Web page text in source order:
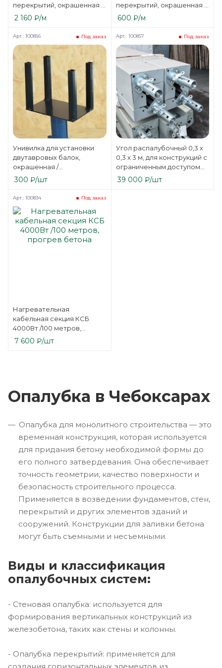
перекрытий, окрашенная /
оцинкованная
2 160 ₽/м
перекрытий, окрашенная /
оцинкованная
600 ₽/м
Унивилка для установки
двутавровых балок,
окрашенная /
оцинкованная
Под заказ
Арт.: 100856
300 ₽/шт
Угол распалубочный 0,3 х
0,3 х 3 м, для конструкций с
ограниченным доступом
(лифтовые шахты)
Под заказ
Арт.: 100857
39 000 ₽/шт
Нагревательная
кабельная секция КСБ
4000Вт /100 метров,
прогрев бетона
Под заказ
Арт.: 100834
7 600 ₽/шт
Опалубка в Чебоксарах
Опалубка для монолитного строительства — это
временная конструкция, которая используется
для придания бетону необходимой формы до
его полного затвердевания. Она обеспечивает
точность геометрии, качество поверхности и
безопасность строительного процесса.
Применяется в возведении фундаментов, стен,
перекрытий и других элементов зданий и
сооружений. Конструкции для заливки бетона
могут быть съемными и несъемными.
Виды и классификация
опалубочных систем:
- Стеновая опалубка: используется для
формирования вертикальных конструкций из
железобетона, таких как стены и колонны.
- Опалубка перекрытий: применяется для